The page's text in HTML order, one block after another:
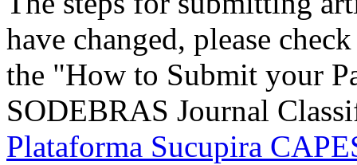
have changed, please
the "How to Submit your
SODEBRAS Journal
Plataforma Sucupira